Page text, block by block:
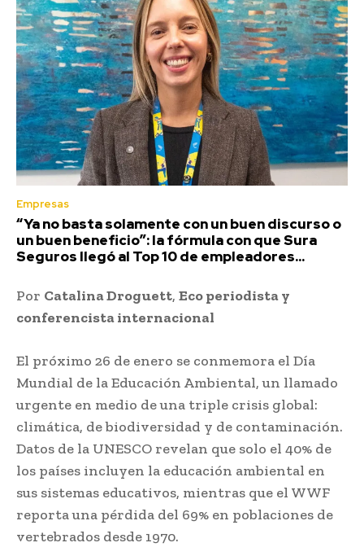
Empresas
“Ya no basta solamente con un buen discurso o
un buen beneficio”: la fórmula con que Sura
Seguros llegó al Top 10 de empleadores...
Por Catalina Droguett, Eco periodista y
conferencista internacional
El próximo 26 de enero se conmemora el Día
Mundial de la Educación Ambiental, un llamado
urgente en medio de una triple crisis global:
climática, de biodiversidad y de contaminación.
Datos de la UNESCO revelan que solo el 40% de
los países incluyen la educación ambiental en
sus sistemas educativos, mientras que el WWF
reporta una pérdida del 69% en poblaciones de
vertebrados desde 1970.